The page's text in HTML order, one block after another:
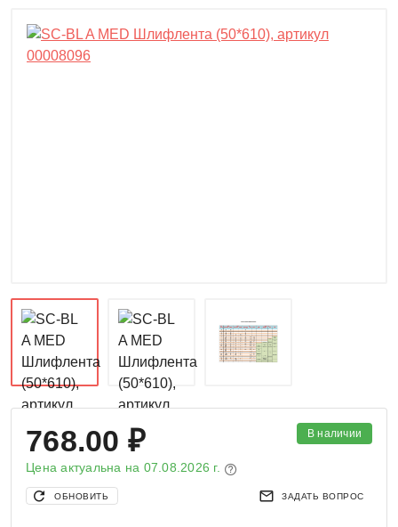
В наличии
768.00 ₽
Цена актуальна на 07.08.2026 г.
ОБНОВИТЬ ЗАДАТЬ ВОПРОС